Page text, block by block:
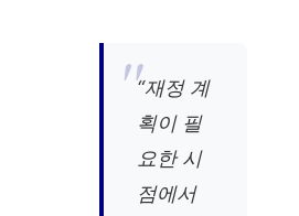
“재정 계
획이 필
요한 시
점에서